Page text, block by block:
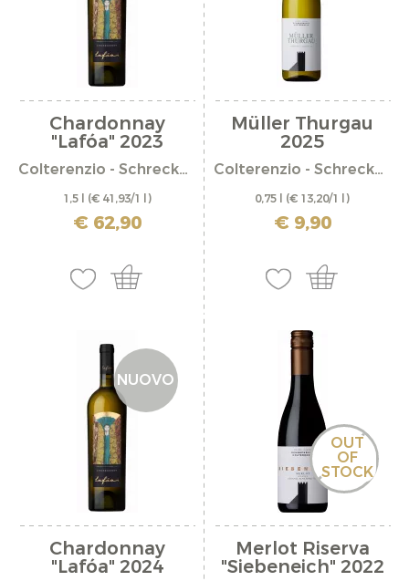
Chardonnay
"Lafóa" 2023
Colterenzio - Schreckbichl
1,5 l (€ 41,93/1 l)
incl. IVA più costi di spedizione
€ 62,90
Müller Thurgau
2025
Colterenzio - Schreckbichl
0,75 l (€ 13,20/1 l)
incl. IVA più costi di spedizione
€ 9,90
NUOVO
Chardonnay
"Lafóa" 2024
OUT
OF
STOCK
Merlot Riserva
"Siebeneich" 2022